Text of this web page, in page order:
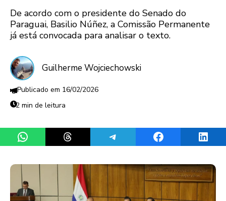
De acordo com o presidente do Senado do
Paraguai, Basilio Núñez, a Comissão Permanente
já está convocada para analisar o texto.
Guilherme Wojciechowski
16/02/2026
2 min de leitura
Share on WhatsAppShare on ThreadsShare on TelegramShare on Facebook